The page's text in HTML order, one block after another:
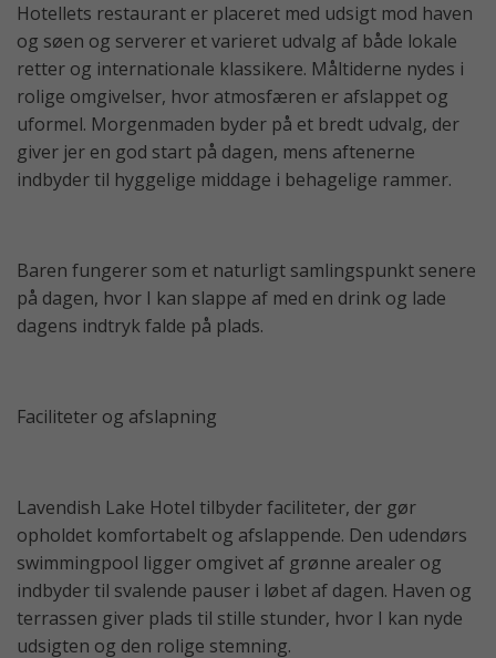
Hotellets restaurant er placeret med udsigt mod haven
og søen og serverer et varieret udvalg af både lokale
retter og internationale klassikere. Måltiderne nydes i
rolige omgivelser, hvor atmosfæren er afslappet og
uformel. Morgenmaden byder på et bredt udvalg, der
giver jer en god start på dagen, mens aftenerne
indbyder til hyggelige middage i behagelige rammer.
Baren fungerer som et naturligt samlingspunkt senere
på dagen, hvor I kan slappe af med en drink og lade
dagens indtryk falde på plads.
Faciliteter og afslapning
Lavendish Lake Hotel tilbyder faciliteter, der gør
opholdet komfortabelt og afslappende. Den udendørs
swimmingpool ligger omgivet af grønne arealer og
indbyder til svalende pauser i løbet af dagen. Haven og
terrassen giver plads til stille stunder, hvor I kan nyde
udsigten og den rolige stemning.